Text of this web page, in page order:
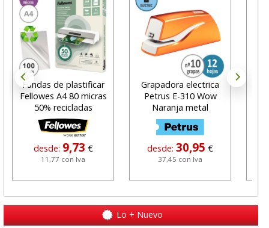
Fundas de plastificar
Fellowes A4 80 micras
50% recicladas
desde: 9,73 €
11,77 con Iva
Grapadora electrica
Petrus E-310 Wow
Naranja metal
desde:30,95 €
37,45 con Iva
Lo + Nuevo